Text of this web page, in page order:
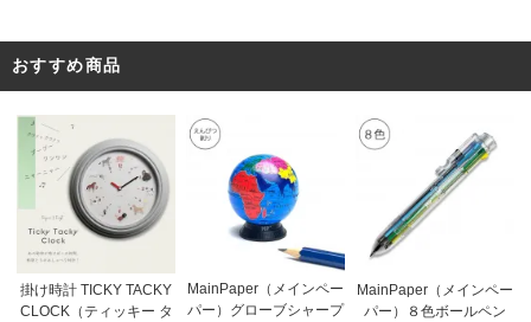
おすすめ商品
掛け時計 TICKY TACKY
CLOCK（ティッキー タ
MainPaper（メインペー
パー）グローブシャープ
MainPaper（メインペー
パー）８色ボールペン